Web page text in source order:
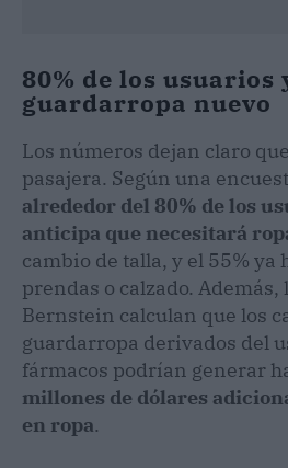
80% de los usuarios
guardarropa nuevo
Los números dejan claro
pasajera. Según una
alrededor del 80% de los
anticipa que necesitará
cambio de talla, y el 55% ya
prendas o calzado. Además,
Bernstein calculan que los
guardarropa derivados del
fármacos podrían generar
millones de dólares
en ropa.